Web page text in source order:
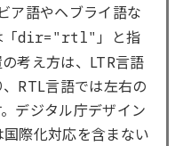
ア語やヘブライ語な
「dir="rtl" 」と指
考え方は、LTR言語
RTL言語では左右の
デジタル庁デザイン
際化対応を含まない